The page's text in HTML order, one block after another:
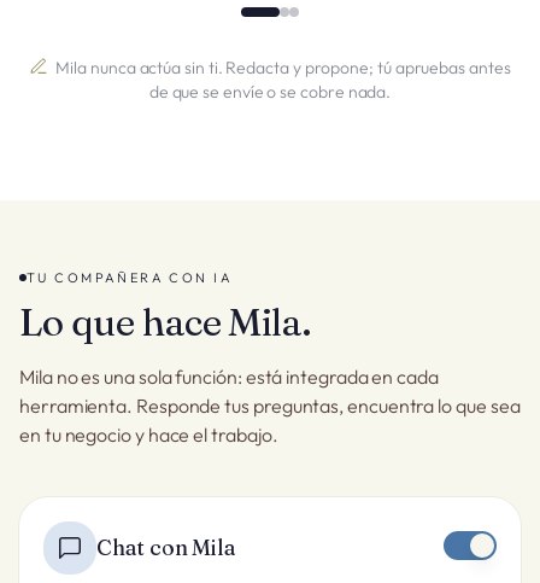
Mila nunca actúa sin ti. Redacta y propone; tú apruebas antes
de que se envíe o se cobre nada.
TU COMPAÑERA CON IA
Lo que hace Mila.
Mila no es una sola función: está integrada en cada
herramienta. Responde tus preguntas, encuentra lo que sea
en tu negocio y hace el trabajo.
Chat con Mila